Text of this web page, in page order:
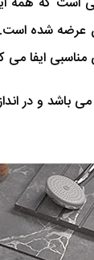
شده است.
ایفا می
60 سانتی متر عرضه شده